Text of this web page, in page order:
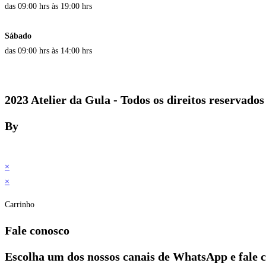
das 09:00 hrs às 19:00 hrs
Sábado
das 09:00 hrs às 14:00 hrs
2023 Atelier da Gula - Todos os direitos reservados
By
×
×
Carrinho
Fale conosco
Escolha um dos nossos canais de WhatsApp e fale